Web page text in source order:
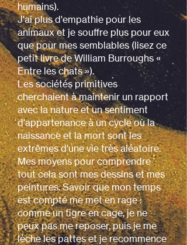
humains).
J'ai plus d'empathie pour les
animaux et je souffre plus pour eux
que pour mes semblables (lisez ce
petit livre de William Burroughs «
Entre les chats »).
Les sociétés primitives
cherchaient à maintenir un rapport
avec la nature et un sentiment
d'appartenance à un cycle où la
naissance et la mort sont les
extrêmes d'une vie très aléatoire.
Mes moyens pour comprendre
tout cela sont mes dessins et mes
peintures. Savoir que mon temps
est compté me met en rage :
comme un tigre en cage, je ne
peux pas me reposer, puis je me
lèche les pattes et je recommence